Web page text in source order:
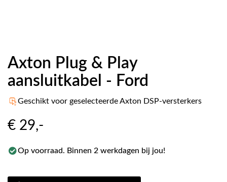
Axton Plug & Play
aansluitkabel - Ford
Geschikt voor geselecteerde Axton DSP-versterkers
€ 29,-
Op voorraad. Binnen 2 werkdagen bij jou!